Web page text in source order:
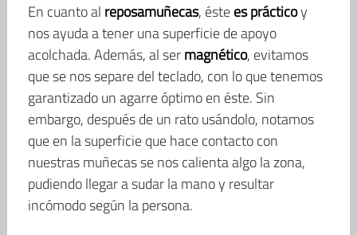
En cuanto al reposamuñecas, éstees prácticoy
nos ayuda a tener una superficie de apoyo
acolchada. Además, al sermagnético, evitamos
que se nos separe del teclado, con lo que tenemos
garantizado un agarre óptimo en éste. Sin
embargo, después de un rato usándolo, notamos
que en la superficie que hace contacto con
nuestras muñecas se nos calienta algo la zona,
pudiendo llegar a sudar la mano y resultar
incómodo según la persona.